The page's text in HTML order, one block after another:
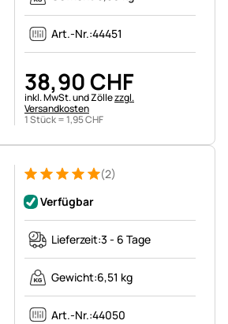
Art.-Nr.:44451
38,90CHF
Steuerhinweis:
inkl. MwSt. und Zöllezzgl.
Versandkosten
1 Stück =1,95CHF
Bewertung: 5 von 5 (2 Bewertungen)
2 Bewertungen (2)
Verfügbar
Lieferzeit:3 - 6 Tage
Gewicht:6,51 kg
Art.-Nr.:44050